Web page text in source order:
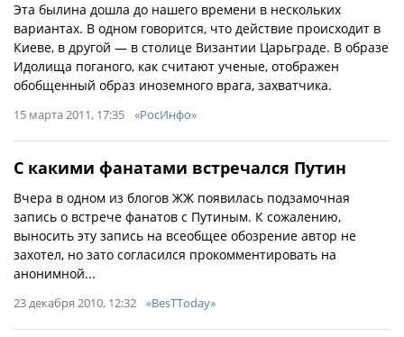
Эта былина дошла до нашего времени в нескольких
вариантах. В одном говорится, что действие происходит в
Киеве, в другой — в столице Византии Царьграде. В образе
Идолища поганого, как считают ученые, отображен
обобщенный образ иноземного врага, захватчика.
15 марта 2011, 17:35 «РосИнфо»
С какими фанатами встречался Путин
Вчера в одном из блогов ЖЖ появилась подзамочная
запись о встрече фанатов с Путиным. К сожалению,
выносить эту запись на всеобщее обозрение автор не
захотел, но зато согласился прокомментировать на
анонимной...
23 декабря 2010, 12:32 «BesTToday»